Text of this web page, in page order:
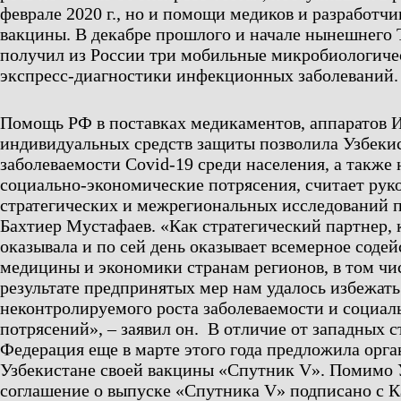
феврале 2020 г., но и помощи медиков и
вакцины. В декабре прошлого и начале нынешнего
получил из России три мобильные
экспресс-диагностики инфекционных заболеваний.
Помощь РФ в поставках медикаментов, аппаратов
индивидуальных средств защиты позволила
заболеваемости Covid-19 среди населения, а также
социально-экономические потрясения, считает
стратегических и межрегиональных исследований
Бахтиер Мустафаев. «Как стратегический партнер,
оказывала и по сей день оказывает всемерное
медицины и экономики странам регионов, в том
результате предпринятых мер нам удалось
неконтролируемого роста заболеваемости и
потрясений», – заявил он. В отличие от западных
Федерация еще в марте этого года предложила
Узбекистане своей вакцины «Спутник V». Помимо
соглашение о выпуске «Спутника V» подписано с